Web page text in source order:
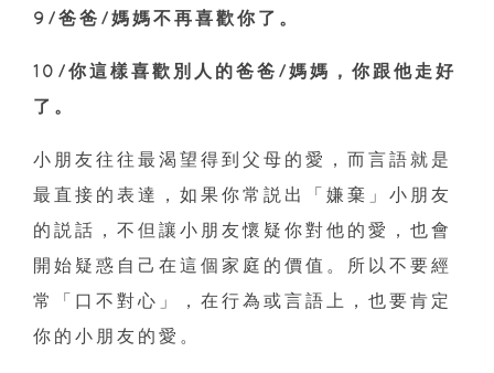
9/爸爸/媽媽不再喜歡你了。
10/你這樣喜歡別人的爸爸/媽媽，你跟他走好
了。
小朋友往往最渴望得到父母的愛，而言語就是
最直接的表達，如果你常説出「嫌棄」小朋友
的説話，不但讓小朋友懷疑你對他的愛，也會
開始疑惑自己在這個家庭的價值。所以不要經
常「口不對心」，在行為或言語上，也要肯定
你的小朋友的愛。